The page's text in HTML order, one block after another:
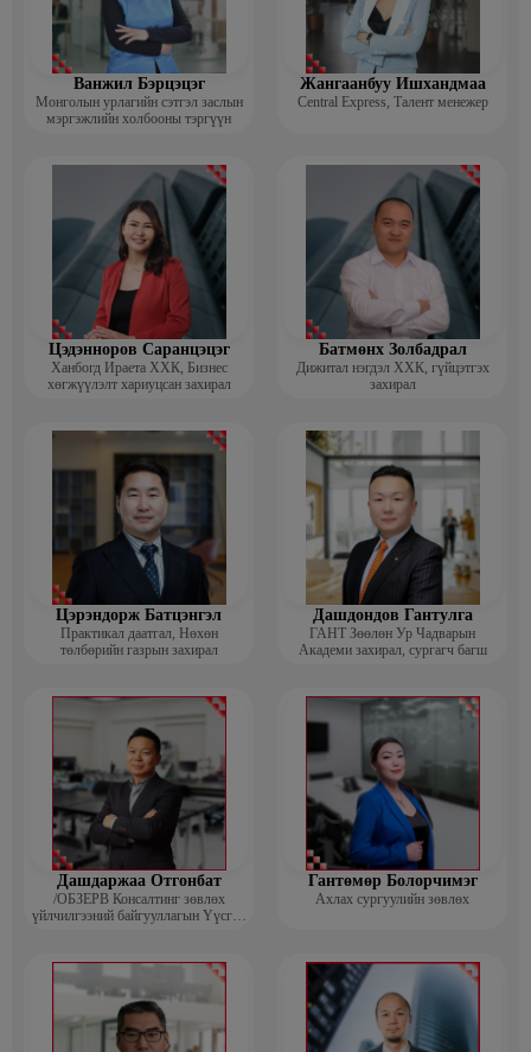
Ванжил Бэрцэцэг
Монголын урлагийн сэтгэл заслын
мэргэжлийн холбооны тэргүүн
Жангаанбуу Ишхандмаа
Central Express, Талент менежер
Цэдэнноров Саранцэцэг
Ханбогд Ираета ХХК, Бизнес
хөгжүүлэлт хариуцсан захирал
Батмөнх Золбадрал
Дижитал нэгдэл ХХК, гүйцэтгэх
захирал
Цэрэндорж Батцэнгэл
Практикал даатгал, Нөхөн
төлбөрийн газрын захирал
Дашдондов Гантулга
ГАНТ Зөөлөн Ур Чадварын
Академи захирал, сургагч багш
Дашдаржаа Отгонбат
/ОБЗЕРВ Консалтинг зөвлөх
үйлчилгээний байгууллагын Үүсгэн
Гантөмөр Болорчимэг
Ахлах сургуулийн зөвлөх